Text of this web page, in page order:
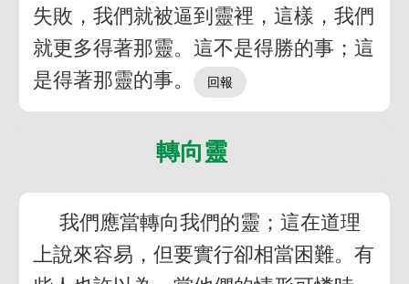
失敗，我們就被逼到靈裡，這樣，我們
就更多得著那靈。這不是得勝的事；這
是得著那靈的事。
轉向靈
我們應當轉向我們的靈；這在道理
上說來容易，但要實行卻相當困難。有